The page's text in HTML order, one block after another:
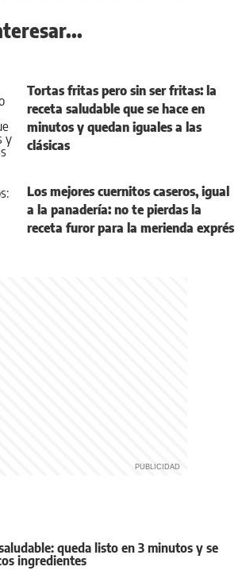
Tortas fritas pero sin ser fritas: la
receta saludable que se hace en
minutos y quedan iguales a las
clásicas
Los mejores cuernitos caseros, igual
a la panadería: no te pierdas la
receta furor para la merienda exprés
queda listo en 3 minutos y se
ingredientes